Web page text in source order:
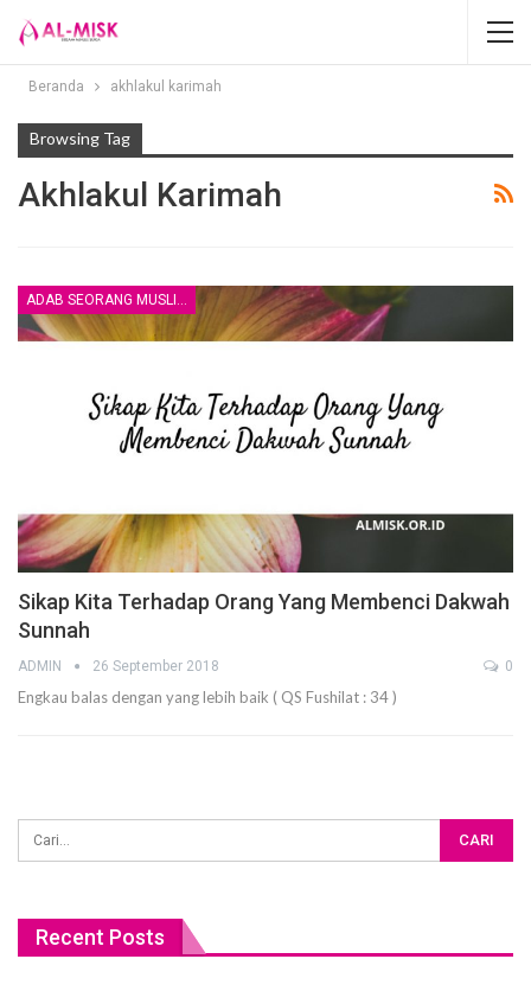
Beranda akhlakul karimah
Browsing Tag
Akhlakul Karimah
Sikap Kita Terhadap Orang Yang Membenci Dakwah
Sunnah
ADMIN 26 September 2018 0
Engkau balas dengan yang lebih baik ( QS Fushilat : 34 )
Recent Posts